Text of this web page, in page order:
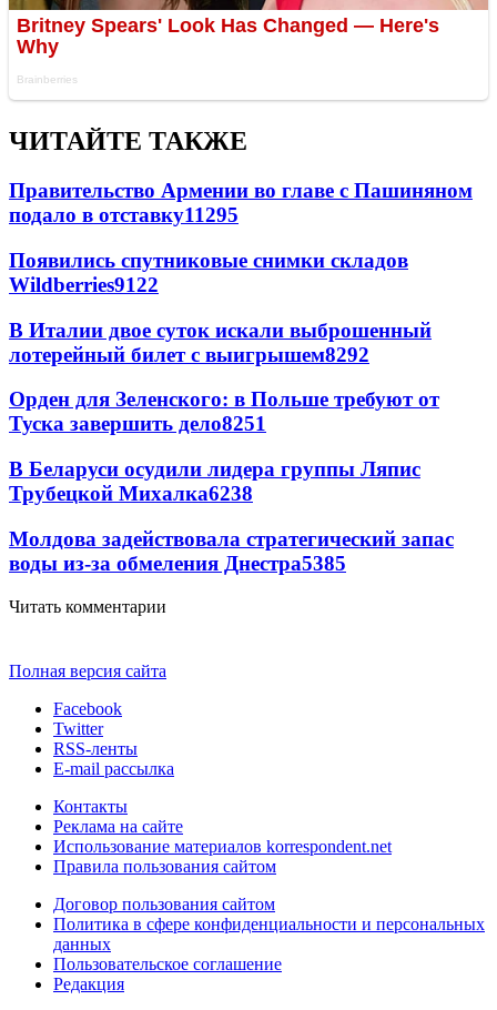
ЧИТАЙТЕ ТАКЖЕ
Правительство Армении во главе с Пашиняном
подало в отставку11295
Появились спутниковые снимки складов
Wildberries9122
В Италии двое суток искали выброшенный
лотерейный билет с выигрышем8292
Орден для Зеленского: в Польше требуют от
Туска завершить дело8251
В Беларуси осудили лидера группы Ляпис
Трубецкой Михалка6238
Молдова задействовала стратегический запас
воды из-за обмеления Днестра5385
Читать комментарии
Полная версия сайта
Facebook
Twitter
RSS-ленты
E-mail рассылка
Контакты
Реклама на сайте
Использование материалов korrespondent.net
Правила пользования сайтом
Договор пользования сайтом
Политика в сфере конфиденциальности и персональных
данных
Пользовательское соглашение
Редакция